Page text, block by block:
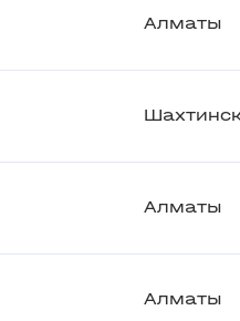
Алматы
Алматы
Алматы